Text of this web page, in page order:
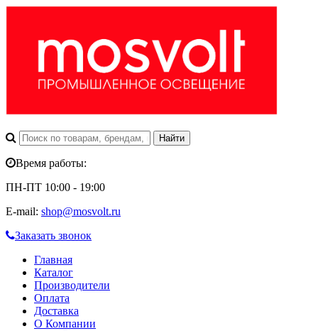
Время работы:
ПН-ПТ 10:00 - 19:00
E-mail: shop@mosvolt.ru
Заказать звонок
Главная
Каталог
Производители
Оплата
Доставка
О Компании